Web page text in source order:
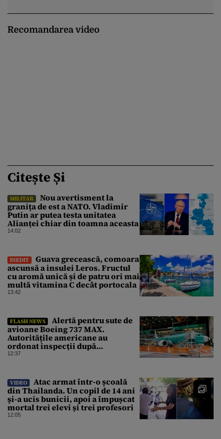
Recomandarea video
Citește Și
MILITAR
Nou avertisment la
granița de est a NATO. Vladimir
Putin ar putea testa unitatea
Alianței chiar din toamna aceasta
14:02
INEDIT
Guava grecească, comoara
ascunsă a insulei Leros. Fructul
cu aromă unică și de patru ori mai
multă vitamina C decât portocala
13:42
FLASH NEWS
Alertă pentru sute de
avioane Boeing 737 MAX.
Autoritățile americane au
ordonat inspecții după
descoperirea unor fisuri în
12:37
VIDEO
Atac armat într-o școală
din Thailanda. Un copil de 14 ani
și-a ucis bunicii, apoi a împușcat
mortal trei elevi și trei profesori
12:05